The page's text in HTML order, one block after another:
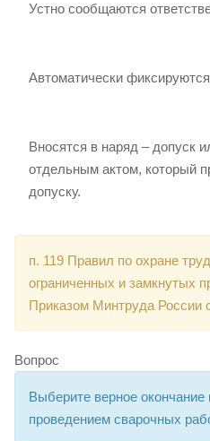
Устно сообщаются
Автоматически
Вносятся в наряд – допуск
отдельным актом, который
допуску.
п. 119 Правил по охране
ограниченных и замкнутых
Приказом Минтруда России
Вопрос
Выберите верное
проведением сварочных